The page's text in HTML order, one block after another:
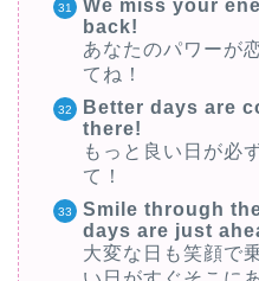
We miss your
back!
あなたのパワーが
てね！
Better days are
there!
もっと良い日が必
て！
Smile through
days are just
大変な日も笑顔で